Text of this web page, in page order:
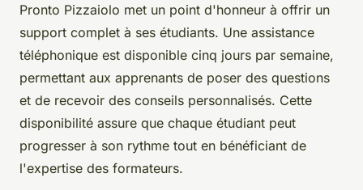
Pronto Pizzaiolo met un point d'honneur à offrir un
support complet à ses étudiants. Une assistance
téléphonique est disponible cinq jours par semaine,
permettant aux apprenants de poser des questions
et de recevoir des conseils personnalisés. Cette
disponibilité assure que chaque étudiant peut
progresser à son rythme tout en bénéficiant de
l'expertise des formateurs.